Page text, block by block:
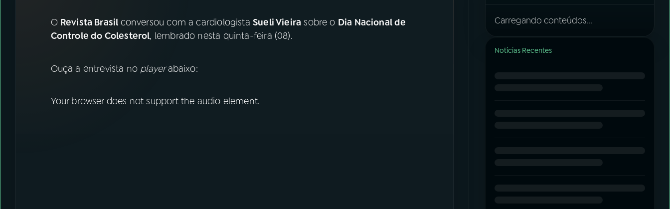
Instagram X
O Revista Brasil conversou com a cardiologista Sueli Vieira sobre o Dia Nacional de
Controle do Colesterol, lembrado nesta quinta-feira (08).
Ouça a entrevista no playerabaixo:
Your browser does not support the audio element.
Carregando conteúdos...
Notícias Recentes